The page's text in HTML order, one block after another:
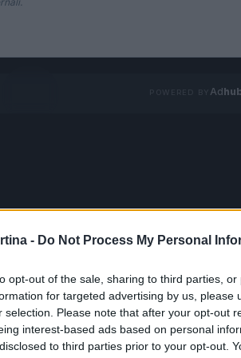
- Do Not Process My Personal
opt-out of the sale, sharing to third parties,
for targeted advertising by us, please
selection. Please note that after your opt-out
interest-based ads based on personal
to third parties prior to your opt-out.
Ad
nelle Dolomiti
di acrobazie straordinarie,
Superski, una delle regioni
15 eventi di Coppa del Mondo